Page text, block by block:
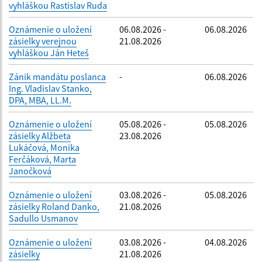
vyhláškou Rastislav Ruda
Oznámenie o uložení
zásielky verejnou
vyhláškou Ján Heteš
06.08.2026 -
21.08.2026
06.08.2026
Zánik mandátu poslanca
Ing. Vladislav Stanko,
DPA, MBA, LL.M.
- 06.08.2026
Oznámenie o uložení
zásielky Alžbeta
Lukáčová, Monika
Ferčáková, Marta
Janočková
05.08.2026 -
23.08.2026
05.08.2026
Oznámenie o uložení
zásielky Roland Danko,
Sadullo Usmanov
03.08.2026 -
21.08.2026
05.08.2026
Oznámenie o uložení
zásielky
03.08.2026 -
21.08.2026
04.08.2026